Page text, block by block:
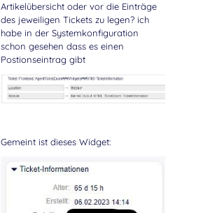
Artikelübersicht oder vor die Einträge
des jeweiligen Tickets zu legen? ich
habe in der Systemkonfiguration
schon gesehen dass es einen
Postionseintrag gibt
Gemeint ist dieses Widget: